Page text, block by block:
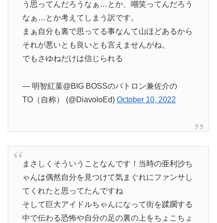
う思ってんだろうなぁ…とか、嘲笑ってんだろう
なぁ…とか考えてしまう訳です。
まぁ自分も裏で思ってる事なんて山ほどあるから
それが悪いとも良いとも言えませんがね。
でもさゆねだけは信じられる
— 明智紅葉@BIG BOSSのパトロン兼佐介の
TO（自称） (@DiavoloEd) October 10, 2022
まさしくそういうことなんです！当時の亜利沙ち
ゃんは偶然自分を見つけて気まぐれにファンサし
てくれたと思ってたんですね
そして巨大アイドルちゃんになって街を蹂躙する
中で伝わる恐怖や自分の足の裏の上をちょこちょ